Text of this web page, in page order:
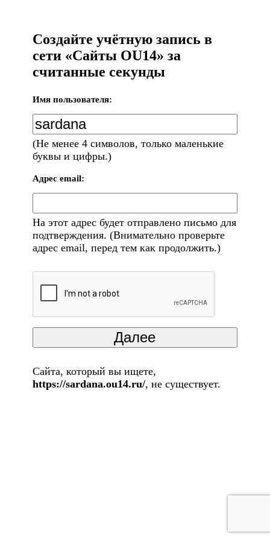
Создайте учётную запись в
сети «Сайты OU14» за
считанные секунды
Имя пользователя:
(Не менее 4 символов, только маленькие
буквы и цифры.)
Адрес email:
На этот адрес будет отправлено письмо для
подтверждения. (Внимательно проверьте
адрес email, перед тем как продолжить.)
Сайта, который вы ищете,
https://sardana.ou14.ru/, не существует.